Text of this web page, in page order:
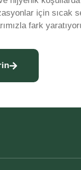
için sıcak
fark